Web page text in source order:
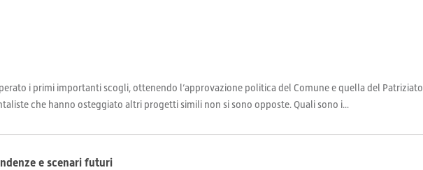
i primi importanti scogli, ottenendo l’approvazione politica del Comune e quella del Patriziato
che hanno osteggiato altri progetti simili non si sono opposte. Quali sono i...
e scenari futuri